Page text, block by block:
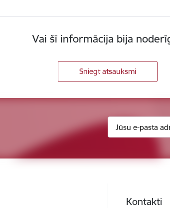
Vai šī informācija bija
Sniegt atsauksmi
Kontakti